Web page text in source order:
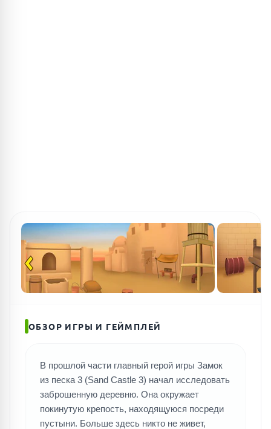
ПОИСК ИГР
ОБЗОР ИГРЫ И ГЕЙМПЛЕЙ
В прошлой части главный герой игры Замок
из песка 3 (Sand Castle 3) начал исследовать
заброшенную деревню. Она окружает
покинутую крепость, находящуюся посреди
пустыни. Больше здесь никто не живет,